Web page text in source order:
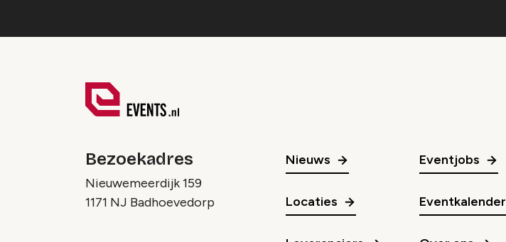
Bezoekadres
Nieuwemeerdijk 159
1171 NJ Badhoevedorp
Nieuws
Locaties
Eventjobs
Eventkalender